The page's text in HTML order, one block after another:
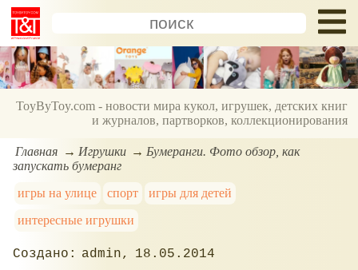
ToyByToy.com - новости мира кукол, игрушек, детских книг
и журналов, партворков, коллекционирования
Главная Игрушки
Бумеранги. Фото обзор, как
запускать бумеранг
игры на улице
спорт
игры для детей
интересные игрушки
admin 18.05.2014